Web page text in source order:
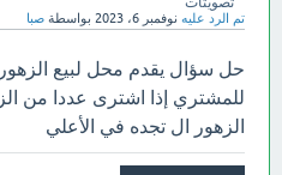
تم الرد عليه نوفمبر 6، 2023 بواسطة صبا
الزهور ال تجده في الأعلي